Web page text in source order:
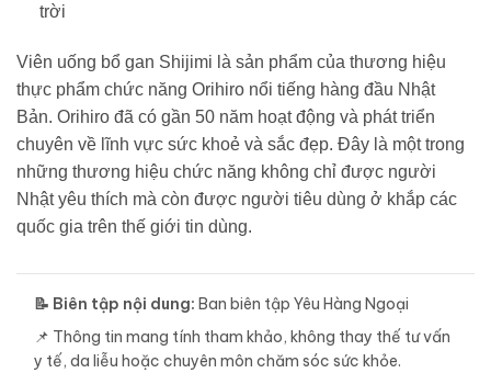
trời
Viên uống bổ gan Shijimi là sản phẩm của thương hiệu
thực phẩm chức năng Orihiro nổi tiếng hàng đầu Nhật
Bản. Orihiro đã có gần 50 năm hoạt động và phát triển
chuyên về lĩnh vực sức khoẻ và sắc đẹp. Đây là một trong
những thương hiệu chức năng không chỉ được người
Nhật yêu thích mà còn được người tiêu dùng ở khắp các
quốc gia trên thế giới tin dùng.
📝 Biên tập nội dung: Ban biên tập Yêu Hàng Ngoại
📌 Thông tin mang tính tham khảo, không thay thế tư vấn
y tế, da liễu hoặc chuyên môn chăm sóc sức khỏe.